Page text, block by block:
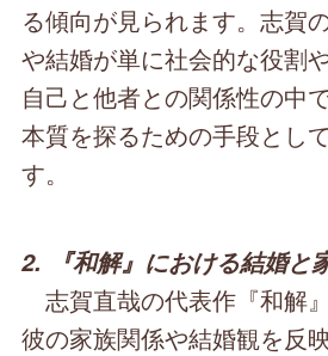
る傾向が見られます。志賀
や結婚が単に社会的な役割
自己と他者との関係性の中
本質を探るための手段とし
す。
2. 『和解』における結婚と
志賀直哉の代表作『和解
彼の家族関係や結婚観を反